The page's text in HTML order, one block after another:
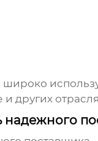
широко
других
надежного